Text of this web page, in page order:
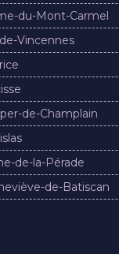
du-Mont-Carmel
Vincennes
de-Champlain
de-la-Pérade
de-Batiscan